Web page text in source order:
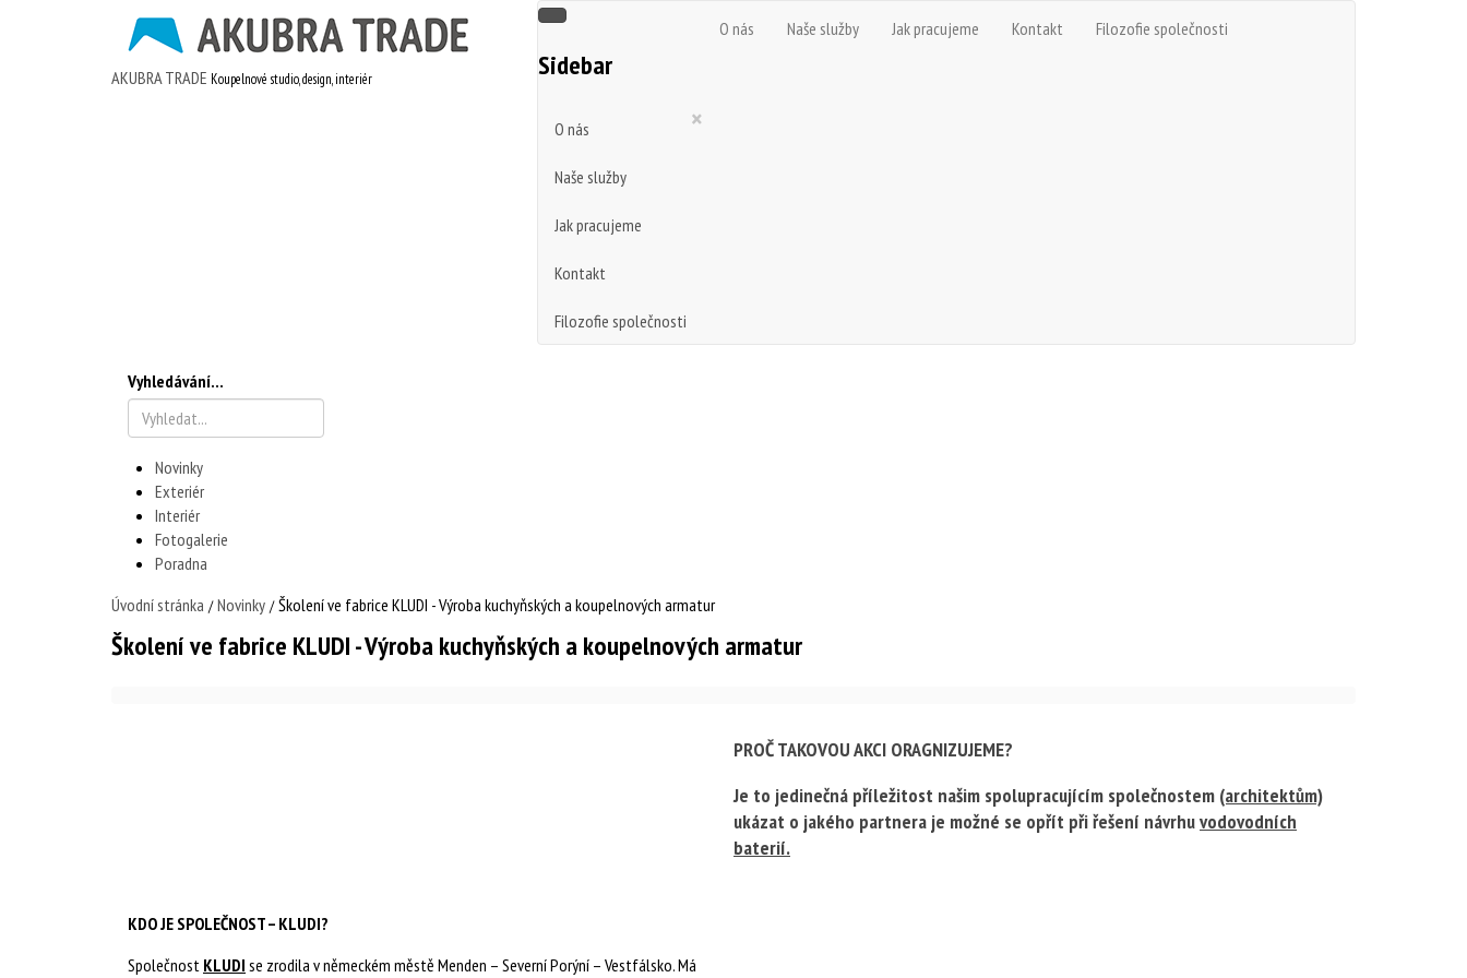
AKUBRA TRADE Koupelnové studio, design, interiér
Sidebar
×
O nás
Naše služby
Jak pracujeme
Kontakt
Filozofie společnosti
O nás Naše služby Jak pracujeme Kontakt Filozofie společnosti
Vyhledávání...
Novinky
Exteriér
Interiér
Fotogalerie
Poradna
Úvodní stránka / Novinky / Školení ve fabrice KLUDI - Výroba kuchyňských a koupelnových armatur
Školení ve fabrice KLUDI - Výroba kuchyňských a koupelnových armatur
PROČ TAKOVOU AKCI ORAGNIZUJEME?
Je to jedinečná příležitost našim spolupracujícím společnostem (architektům)
ukázat o jakého partnera je možné se opřít při řešení návrhuvodovodních
baterií.
KDO JE SPOLEČNOST – KLUDI?
Společnost KLUDI se zrodila v německém městě Menden – Severní Porýní – Vestfálsko. Má